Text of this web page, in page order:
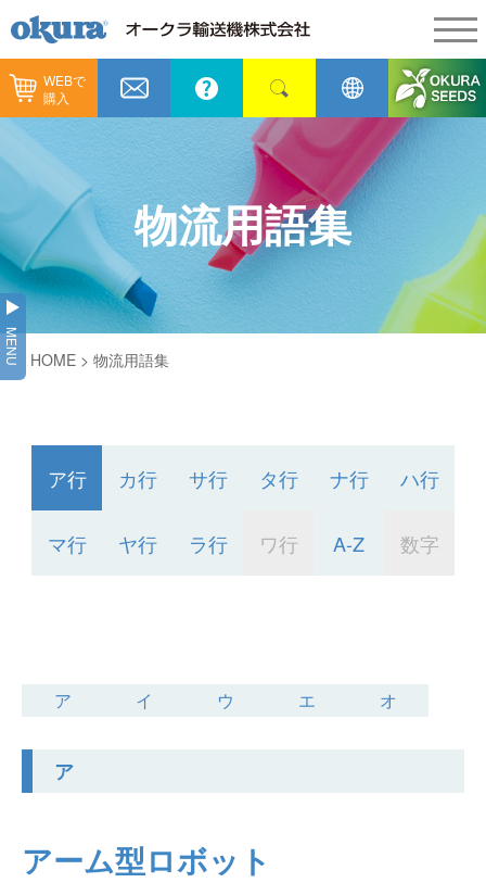
WEBで
購入
製品情報
製品情報
コンベヤ機器
コンベヤ機器を探す
用途から探す
コンベヤ機器の技術情報
GTPシステム
周辺機器
納入事例
納入事例
全業種
製造
物流
通販
メンテナンス
カタログ／CAD
会社情報
会社情報
企業理念
会社概要
事業紹介
採用情報
オークラミュージアム
新着情報
オークラ育英財団
プライバシーポリシー
物流用語集
MENU HOME > 物流用語集
ア行 カ行 サ行 タ行 ナ行 ハ行
マ行 ヤ行 ラ行 ワ行 A-Z 数字
ア イ ウ エ オ
ア
アーム型ロボット